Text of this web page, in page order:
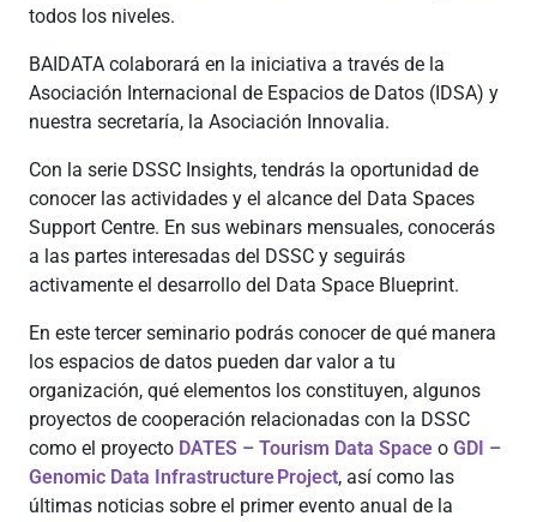
todos los niveles.
BAIDATA colaborará en la iniciativa a través de la
Asociación Internacional de Espacios de Datos (IDSA) y
nuestra secretaría, la Asociación Innovalia.
Con la serie DSSC Insights, tendrás la oportunidad de
conocer las actividades y el alcance del Data Spaces
Support Centre. En sus webinars mensuales, conocerás
a las partes interesadas del DSSC y seguirás
activamente el desarrollo del Data Space Blueprint.
En este tercer seminario podrás conocer de qué manera
los espacios de datos pueden dar valor a tu
organización, qué elementos los constituyen, algunos
proyectos de cooperación relacionadas con la DSSC
como el proyecto DATES – Tourism Data Space o GDI –
Genomic Data Infrastructure Project, así como las
últimas noticias sobre el primer evento anual de la